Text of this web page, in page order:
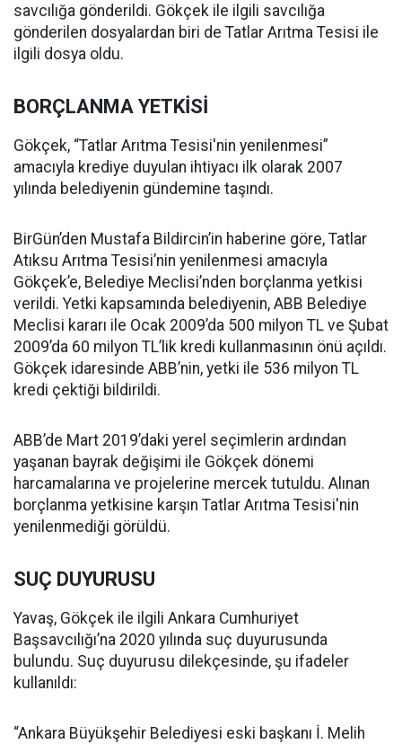
savcılığa gönderildi. Gökçek ile ilgili savcılığa
gönderilen dosyalardan biri de Tatlar Arıtma Tesisi ile
ilgili dosya oldu.
BORÇLANMA YETKİSİ
Gökçek, “Tatlar Arıtma Tesisi'nin yenilenmesi”
amacıyla krediye duyulan ihtiyacı ilk olarak 2007
yılında belediyenin gündemine taşındı.
BirGün’den Mustafa Bildircin’in haberine göre, Tatlar
Atıksu Arıtma Tesisi’nin yenilenmesi amacıyla
Gökçek’e, Belediye Meclisi’nden borçlanma yetkisi
verildi. Yetki kapsamında belediyenin, ABB Belediye
Meclisi kararı ile Ocak 2009’da 500 milyon TL ve Şubat
2009’da 60 milyon TL’lik kredi kullanmasının önü açıldı.
Gökçek idaresinde ABB’nin, yetki ile 536 milyon TL
kredi çektiği bildirildi.
ABB’de Mart 2019’daki yerel seçimlerin ardından
yaşanan bayrak değişimi ile Gökçek dönemi
harcamalarına ve projelerine mercek tutuldu. Alınan
borçlanma yetkisine karşın Tatlar Arıtma Tesisi'nin
yenilenmediği görüldü.
SUÇ DUYURUSU
Yavaş, Gökçek ile ilgili Ankara Cumhuriyet
Başsavcılığı’na 2020 yılında suç duyurusunda
bulundu. Suç duyurusu dilekçesinde, şu ifadeler
kullanıldı:
“Ankara Büyükşehir Belediyesi eski başkanı İ. Melih